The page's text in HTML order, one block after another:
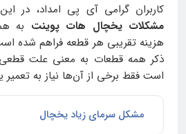
کاربران گرامی آی‌ پی امداد، در
مشکلات یخچال هات پوینت به
هزینه تقریبی هر قطعه فراهم شده
ذکر همه قطعات به معنی علت
است فقط برخی از آن‌ها نیاز به تعمیر
مشکل سرمای زیاد یخچال